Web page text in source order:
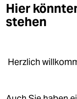
verlag
veranstaltungen
fragen & hilfe
Hier
stehen
Herzlich